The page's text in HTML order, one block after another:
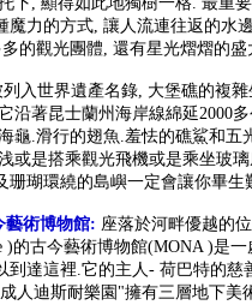
魔力的方式, 讓人流連往返的水
的觀光團體, 還有星光熠熠的盛
列入世界遺產名錄, 大堡礁的複
沿著昆士蘭州海岸線綿延2000
龜.滑行的翅魚.羞怯的礁鯊和五
或是搭乘觀光飛機或是乘坐玻
珊瑚環繞的島嶼一定會讓你畢生
藝術博物館: 座落於河畔優越的
)的古今藝術博物館(MONA )是
到達這裡.它的主人- 荷巴特的慈
人迪斯耐樂園"擁有三層地下美